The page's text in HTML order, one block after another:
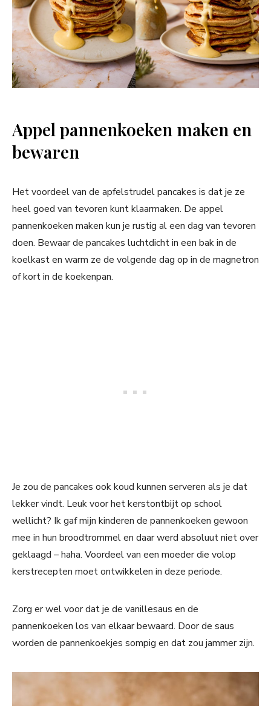
Appel pannenkoeken maken en
bewaren
Het voordeel van de apfelstrudel pancakes is dat je ze
heel goed van tevoren kunt klaarmaken. De appel
pannenkoeken maken kun je rustig al een dag van tevoren
doen. Bewaar de pancakes luchtdicht in een bak in de
koelkast en warm ze de volgende dag op in de magnetron
of kort in de koekenpan.
Je zou de pancakes ook koud kunnen serveren als je dat
lekker vindt. Leuk voor het kerstontbijt op school
wellicht? Ik gaf mijn kinderen de pannenkoeken gewoon
mee in hun broodtrommel en daar werd absoluut niet over
geklaagd – haha. Voordeel van een moeder die volop
kerstrecepten moet ontwikkelen in deze periode.
Zorg er wel voor dat je de vanillesaus en de
pannenkoeken los van elkaar bewaard. Door de saus
worden de pannenkoekjes sompig en dat zou jammer zijn.